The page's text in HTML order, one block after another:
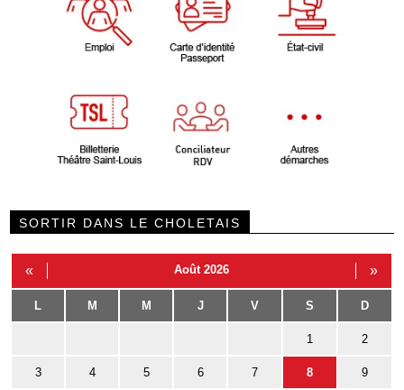
SORTIR DANS LE CHOLETAIS
« Août 2026 »
L M M J V S D
1 2
3 4 5 6 7 8 9